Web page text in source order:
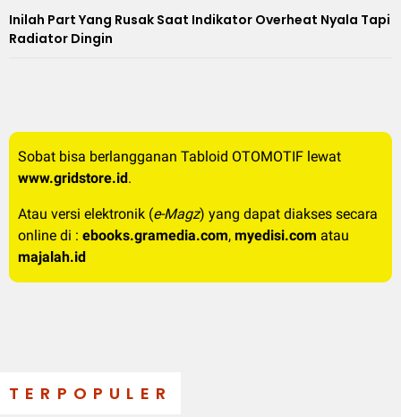
Inilah Part Yang Rusak Saat Indikator Overheat Nyala Tapi
Radiator Dingin
Sobat bisa berlangganan Tabloid OTOMOTIF lewat
www.gridstore.id.
Atau versi elektronik (e-Magz) yang dapat diakses secara
online di : ebooks.gramedia.com, myedisi.com atau
majalah.id
TERPOPULER